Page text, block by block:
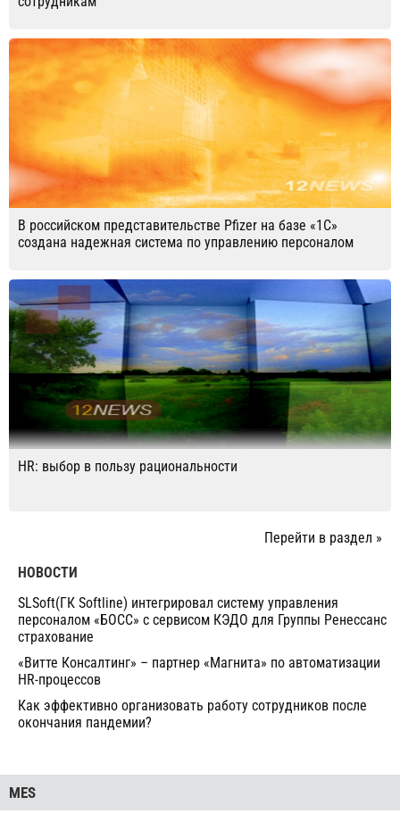
В российском представительстве Pfizer на базе «1С»
создана надежная система по управлению персоналом
HR: выбор в пользу рациональности
Перейти в раздел »
НОВОСТИ
SLSoft(ГК Softline) интегрировал систему управления
персоналом «БОСС» с сервисом КЭДО для Группы Ренессанс
страхование
«Витте Консалтинг» – партнер «Магнита» по автоматизации
HR-процессов
Как эффективно организовать работу сотрудников после
окончания пандемии?
MES